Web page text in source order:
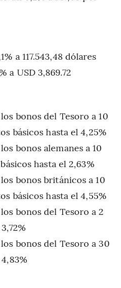
a 117.543,48 dólares
a USD 3,869.72
bonos del Tesoro a 10
básicos hasta el 4,25%
bonos alemanes a 10
hasta el 2,63%
bonos británicos a 10
básicos hasta el 4,55%
bonos del Tesoro a 2
bonos del Tesoro a 30